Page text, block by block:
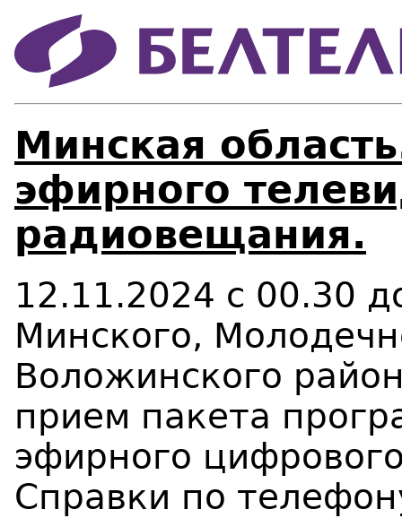
Минская
эфирного
радиовещания.
12.11.2024 с 00.30
Минского,
Воложинского
прием пакета
эфирного
Справки по